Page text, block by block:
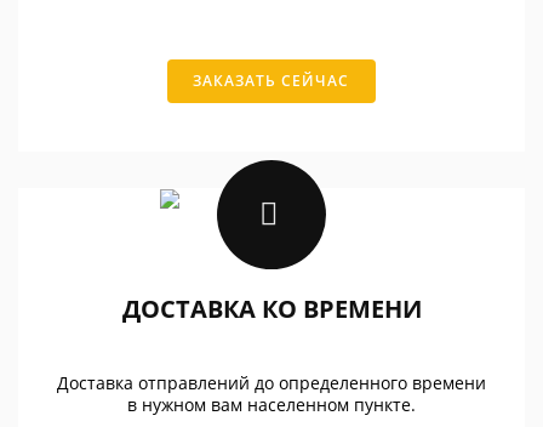
ЗАКАЗАТЬ СЕЙЧАС
ДОСТАВКА КО ВРЕМЕНИ
Доставка отправлений до определенного времени
в нужном вам населенном пункте.